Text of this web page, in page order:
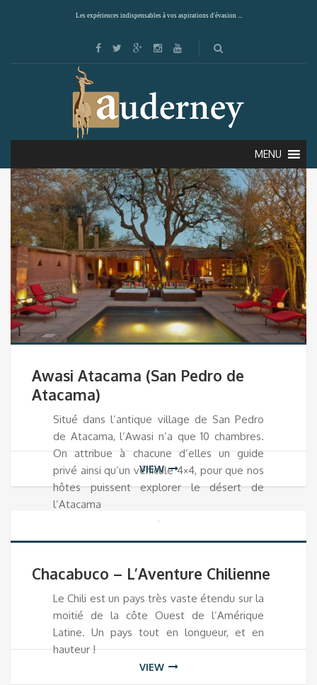
Les expériences indispensables à vos aspirations d'évasion ...
MENU
Showing all 2 results
Default sorting
Awasi Atacama (San Pedro de
Atacama)
Situé dans l’antique village de San Pedro
de Atacama, l’Awasi n’a que 10 chambres.
On attribue à chacune d’elles un guide
privé ainsi qu’un véhicule 4×4, pour que nos
hôtes puissent explorer le désert de
l’Atacama
VIEW
Chacabuco – L’Aventure Chilienne
Le Chili est un pays très vaste étendu sur la
moitié de la côte Ouest de l’Amérique
Latine. Un pays tout en longueur, et en
hauteur !
VIEW